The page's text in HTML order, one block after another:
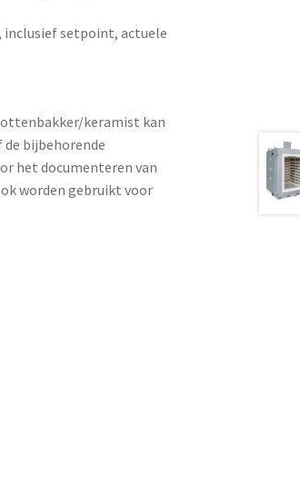
inclusief setpoint, actuele
keramist kan
bijbehorende
het documenteren van
worden gebruikt voor